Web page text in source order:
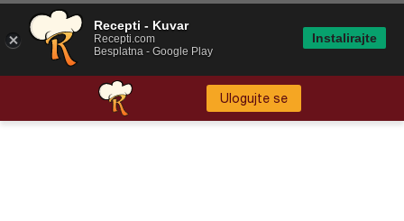
Ulogujte se
Recepti - Kuvar
Recepti.com
Besplatna - Google Play
Instalirajte